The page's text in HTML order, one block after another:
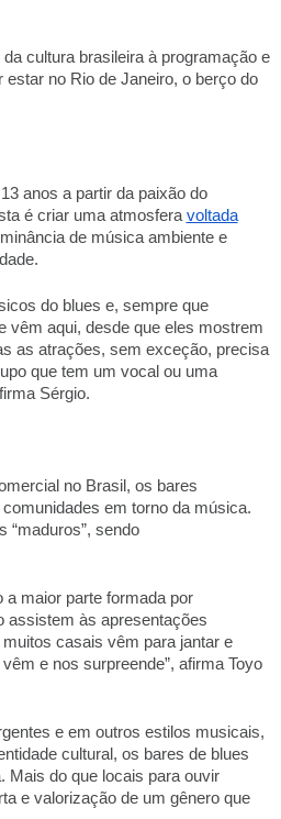
cultura brasileira à programação e
estar no Rio de Janeiro, o berço do
anos a partir da paixão do
é criar uma atmosfera voltada
de música ambiente e
do blues e, sempre que
vêm aqui, desde que eles mostrem
as atrações, sem exceção, precisa
que tem um vocal ou uma
Sérgio.
no Brasil, os bares
em torno da música.
“maduros”, sendo
maior parte formada por
assistem às apresentações
casais vêm para jantar e
e nos surpreende”, afirma Toyo
e em outros estilos musicais,
cultural, os bares de blues
Mais do que locais para ouvir
e valorização de um gênero que